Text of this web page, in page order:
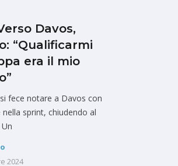
Davos,
“Qualificarmi
era il mio
fece notare a Davos con
sprint, chiudendo al
2024